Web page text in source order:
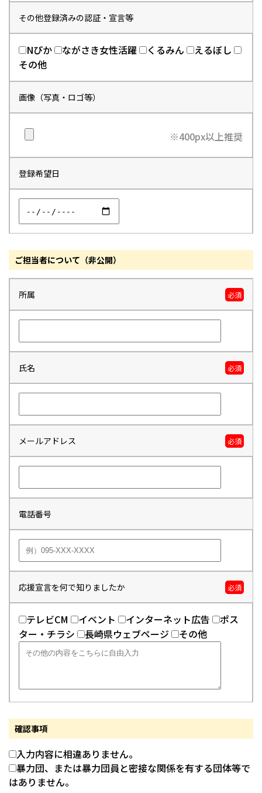
その他登録済みの認証・宣言等
Nぴか ながさき女性活躍 くるみん
えるぼし
その他
画像（写真・ロゴ等）
※400px以上推奨
登録希望日
ご担当者について（非公開）
所属 必須
氏名 必須
メールアドレス 必須
電話番号
応援宣言を何で知りましたか 必須
テレビCM イベント インターネット広告
ポス
ター・チラシ
長崎県ウェブページ その他
確認事項
入力内容に相違ありません。
暴力団、または暴力団員と密接な関係を有する団体等で
はありません。